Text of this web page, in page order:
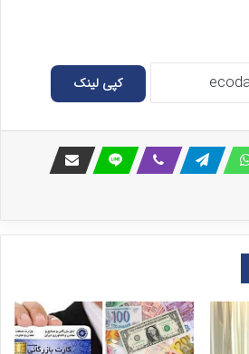
کپی لینک